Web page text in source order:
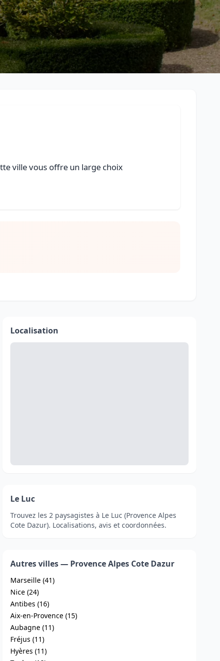
ville vous offre un large choix
Localisation
Le Luc
Trouvez les 2 paysagistes à Le Luc (Provence Alpes
Cote Dazur). Localisations, avis et coordonnées.
Autres villes — Provence Alpes Cote Dazur
Marseille (41)
Nice (24)
Antibes (16)
Aix-en-Provence (15)
Aubagne (11)
Fréjus (11)
Hyères (11)